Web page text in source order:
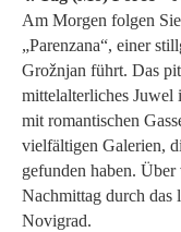
Am Morgen folgen
„Parenzana“, einer
Grožnjan führt. Das
mittelalterliches Juwel
mit romantischen
vielfältigen Galerien,
gefunden haben.
Nachmittag durch das
Novigrad.